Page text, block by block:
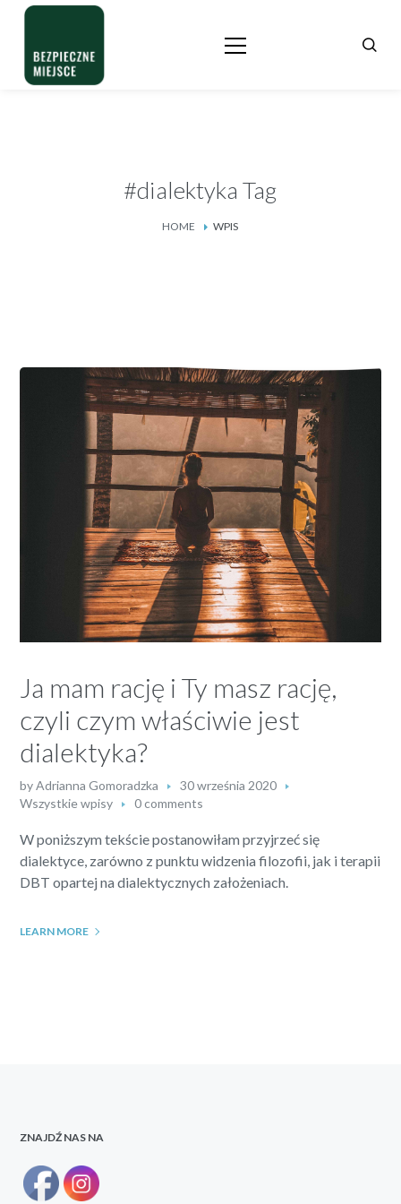
#dialektyka Tag
HOME WPIS
Ja mam rację i Ty masz rację,
czyli czym właściwie jest
dialektyka?
byAdrianna Gomoradzka
30 września 2020
Wszystkie wpisy
0 comments
W poniższym tekście postanowiłam przyjrzeć się
dialektyce, zarówno z punktu widzenia filozofii, jak i terapii
DBT opartej na dialektycznych założeniach.
LEARN MORE
ZNAJDŹ NAS NA